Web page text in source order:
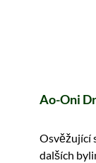
Ao-Oni
Osvěžující
dalších